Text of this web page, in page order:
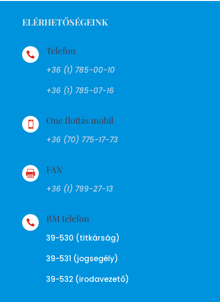
ELÉRHETŐSÉGEINK
 Telefon
+36 (1) 785-00-10
+36 (1) 785-07-16
 One flottás mobil
+36 (70) 775-17-73
 FAX
+36 (1) 799-27-13
 BM telefon
39-530 (titkárság)
39-531 (jogsegély)
39-532 (irodavezető)